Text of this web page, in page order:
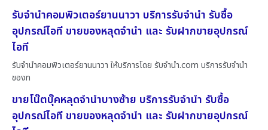
รับจำนำคอมพิวเตอร์ยานนาวา บริการรับจำนำ รับซื้อ
อุปกรณ์ไอที ขายของหลุดจำนำ และ รับฝากขายอุปกรณ์
ไอที
รับจำนำคอมพิวเตอร์ยานนาวา ให้บริการโดย รับจํานํา.com บริการรับจำนำ
ของท
ขายโน๊ตบุ๊คหลุดจำนำบางซ้าย บริการรับจำนำ รับซื้อ
อุปกรณ์ไอที ขายของหลุดจำนำ และ รับฝากขายอุปกรณ์